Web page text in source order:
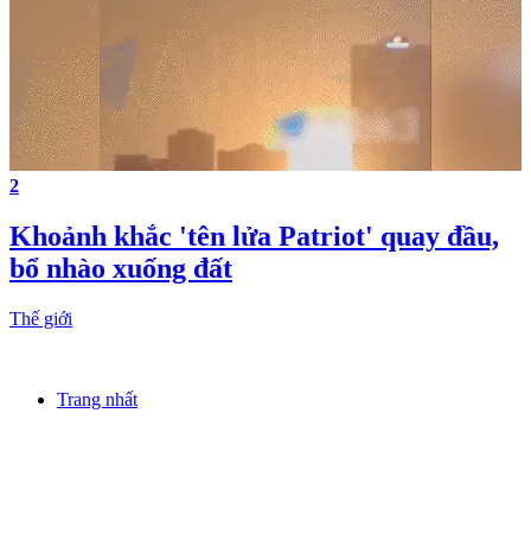
2
Khoảnh khắc 'tên lửa Patriot' quay đầu,
bổ nhào xuống đất
Thế giới
Trang nhất